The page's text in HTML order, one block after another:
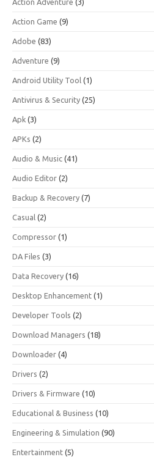
Action Adventure (3)
Action Game (9)
Adobe (83)
Adventure (9)
Android Utility Tool (1)
Antivirus & Security (25)
Apk (3)
APKs (2)
Audio & Music (41)
Audio Editor (2)
Backup & Recovery (7)
Casual (2)
Compressor (1)
DA Files (3)
Data Recovery (16)
Desktop Enhancement (1)
Developer Tools (2)
Download Managers (18)
Downloader (4)
Drivers (2)
Drivers & Firmware (10)
Educational & Business (10)
Engineering & Simulation (90)
Entertainment (5)